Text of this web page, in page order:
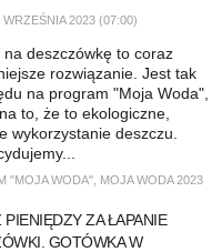
2023 (07:00)
na deszczówkę to coraz
rozwiązanie. Jest tak
na program "Moja Woda",
to, że to ekologiczne,
wykorzystanie deszczu.
"MOJA WODA", MOJA WODA 2023
PIENIĘDZY ZA ŁAPANIE
GOTÓWKA W